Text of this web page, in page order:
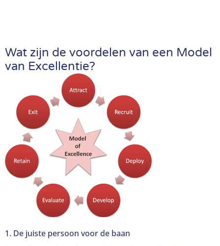
Wat zijn de voordelen van een Model
van Excellentie?
1. De juiste persoon voor de baan